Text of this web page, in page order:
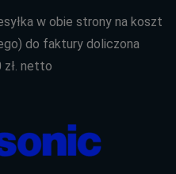
w obie strony na koszt
do faktury doliczona
zł. netto